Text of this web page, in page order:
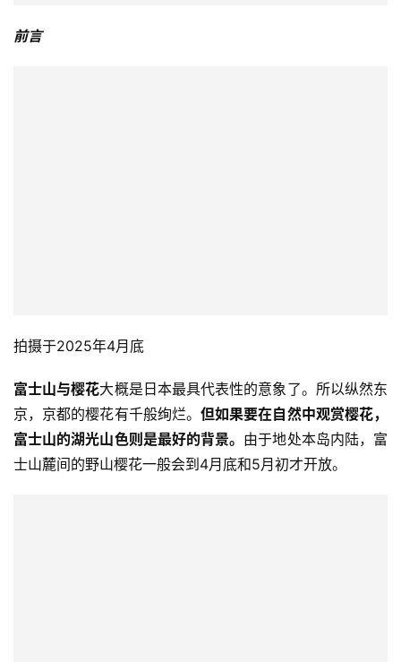
前言
拍摄于2025年4月底
富士山与樱花大概是日本最具代表性的意象了。所以纵然东
京，京都的樱花有千般绚烂。但如果要在自然中观赏樱花，
富士山的湖光山色则是最好的背景。 由于地处本岛内陆，富
士山麓间的野山樱花一般会到4月底和5月初才开放。